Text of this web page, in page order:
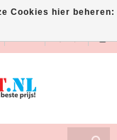
EUR
Cookies hier beheren: